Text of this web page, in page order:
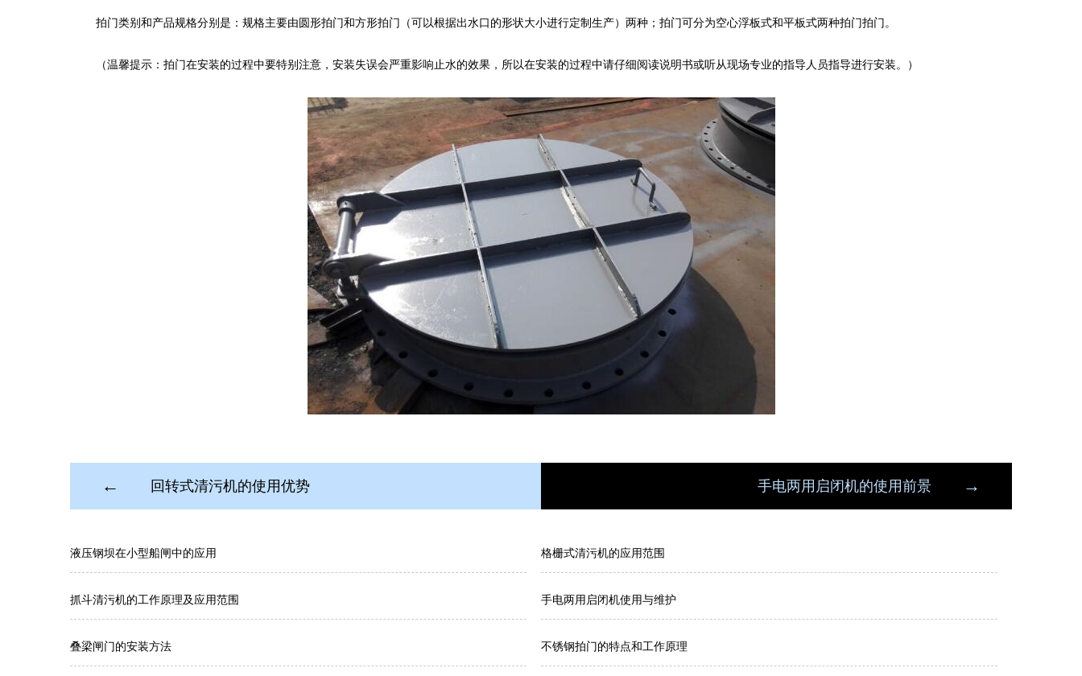
拍门类别和产品规格分别是：规格主要由圆形拍门和方形拍门（可以根据出水口的形状大小进行定制生产）两种；拍门可分为空心浮板式和平板式两种拍门拍门。
（温馨提示：拍门在安装的过程中要特别注意，安装失误会严重影响止水的效果，所以在安装的过程中请仔细阅读说明书或听从现场专业的指导人员指导进行安装。）
← 回转式清污机的使用优势 手电两用启闭机的使用前景 →
液压钢坝在小型船闸中的应用 格栅式清污机的应用范围
抓斗清污机的工作原理及应用范围 手电两用启闭机使用与维护
叠梁闸门的安装方法 不锈钢拍门的特点和工作原理